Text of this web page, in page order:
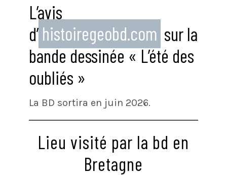
L’avis
d’ histoiregeobd.com sur la
bande dessinée « L’été des
oubliés »
La BD sortira en juin 2026.
Lieu visité par la bd en
Bretagne